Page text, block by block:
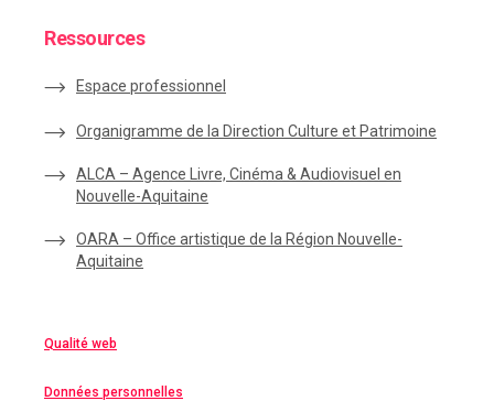
Ressources
Espace professionnel
Organigramme de la Direction Culture et Patrimoine
ALCA – Agence Livre, Cinéma & Audiovisuel en
Nouvelle-Aquitaine
OARA – Office artistique de la Région Nouvelle-
Aquitaine
Qualité web
Données personnelles